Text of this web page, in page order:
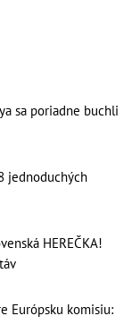
sa poriadne buchli
jednoduchých
HEREČKA!
Európsku komisiu: